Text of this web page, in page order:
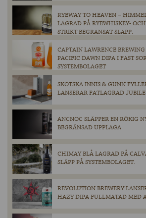
RYEWAY TO HEAVEN –
LAGRAD PÅ RYEWHISKEY-
STRIKT BEGRÄNSAT SLÄPP.
CAPTAIN LAWRENCE
PACIFIC DAWN DIPA I FAST
SYSTEMBOLAGET
SKOTSKA INNIS & GUNN
LANSERAR FATLAGRAD
ANCNOC SLÄPPER EN RÖKIG
BEGRÄNSAD UPPLAGA
CHIMAY BLÅ LAGRAD PÅ
SLÄPP PÅ SYSTEMBOLAGET.
REVOLUTION BREWERY
HAZY DIPA FULLMATAD MED